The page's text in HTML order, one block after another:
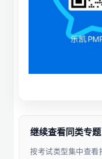
继续查看同类专题
按考试类型集中查看